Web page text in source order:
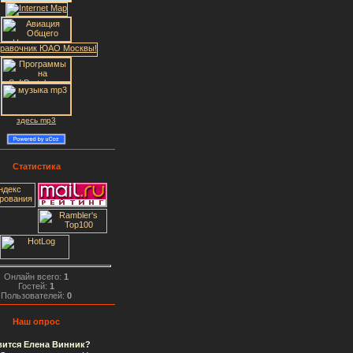
здесь mp3
Статистика
Онлайн всего: 1
Гостей: 1
Пользователей: 0
Наш опрос
Елена Винник?